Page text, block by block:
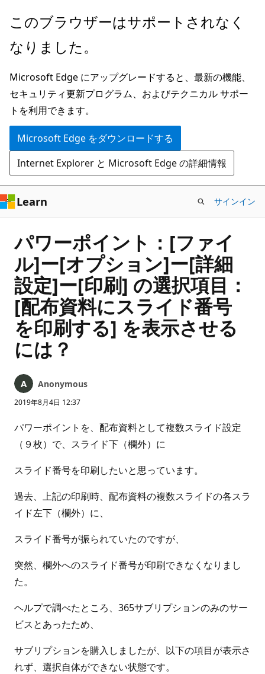
メ
ン
ン
テ
ン
ツ
に
ス
キ
ッ
プ
このブラウザーはサポートされなく
なりました。
Microsoft Edge にアップグレードすると、最新の機能、
セキュリティ更新プログラム、およびテクニカル サポー
トを利用できます。
Microsoft Edge をダウンロードする
Internet Explorer と Microsoft Edge の詳細情報
Learn サインイン
パワーポイント：[ファイ
ル]ー[オプション]ー[詳細
設定]ー[印刷] の選択項目：
[配布資料にスライド番号
を印刷する] を表示させる
には？
Anonymous
2019年8月4日 12:37
パワーポイントを、配布資料として複数スライド設定
（９枚）で、スライド下（欄外）に
スライド番号を印刷したいと思っています。
過去、上記の印刷時、配布資料の複数スライドの各スラ
イド左下（欄外）に、
スライド番号が振られていたのですが、
突然、欄外へのスライド番号が印刷できなくなりまし
た。
ヘルプで調べたところ、365サブリプションのみのサー
ビスとあったため、
サブリプションを購入しましたが、以下の項目が表示さ
れず、選択自体ができない状態です。